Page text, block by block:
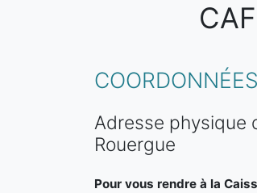
Adresse physique
Rouergue
Pour vous rendre à la